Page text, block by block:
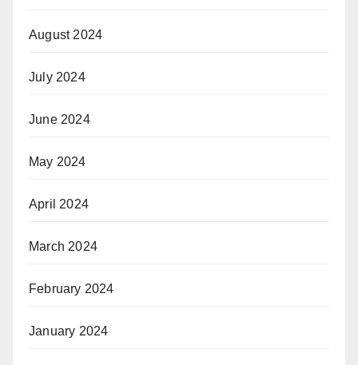
August 2024
July 2024
June 2024
May 2024
April 2024
March 2024
February 2024
January 2024